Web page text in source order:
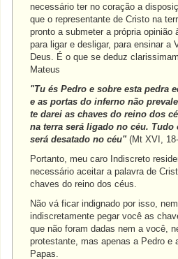
necessário ter no coração a
que o representante de Cristo na
pronto a submeter a própria opinião
para ligar e desligar, para ensinar a
Deus. É o que se deduz
Mateus
"Tu és Pedro e sobre esta pedra
e as portas do inferno não
te darei as chaves do reino dos
na terra será ligado no céu. Tudo
será desatado no céu"(Mt XVI,
Portanto, meu caro Indiscreto
necessário aceitar a palavra de
chaves do reino dos céus.
Não vá ficar indignado por isso,
indiscretamente pegar você as
que não foram dadas nem a você,
protestante, mas apenas a Pedro e
Papas.